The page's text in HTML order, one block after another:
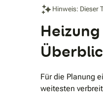
Hinweis: Dieser
Für die Planung
weitesten